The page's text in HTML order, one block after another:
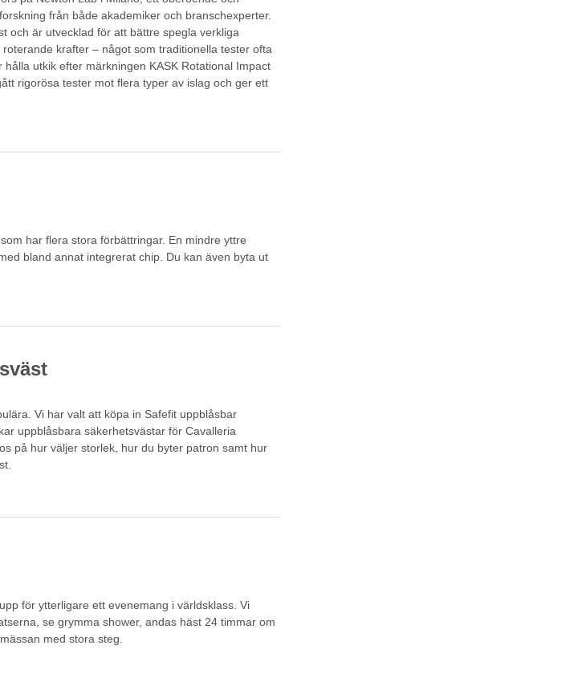
från både akademiker och branschexperter.
och är utvecklad för att bättre spegla verkliga
krafter – något som traditionella tester ofta
utkik efter märkningen KASK Rotational Impact
rigorösa tester mot flera typer av islag och ger ett
har flera stora förbättringar. En mindre yttre
bland annat integrerat chip. Du kan även byta ut
Vi har valt att köpa in Safefit uppblåsbar
uppblåsbara säkerhetsvästar för Cavalleria
på hur väljer storlek, hur du byter patron samt hur
för ytterligare ett evenemang i världsklass. Vi
se grymma shower, andas häst 24 timmar om
med stora steg.